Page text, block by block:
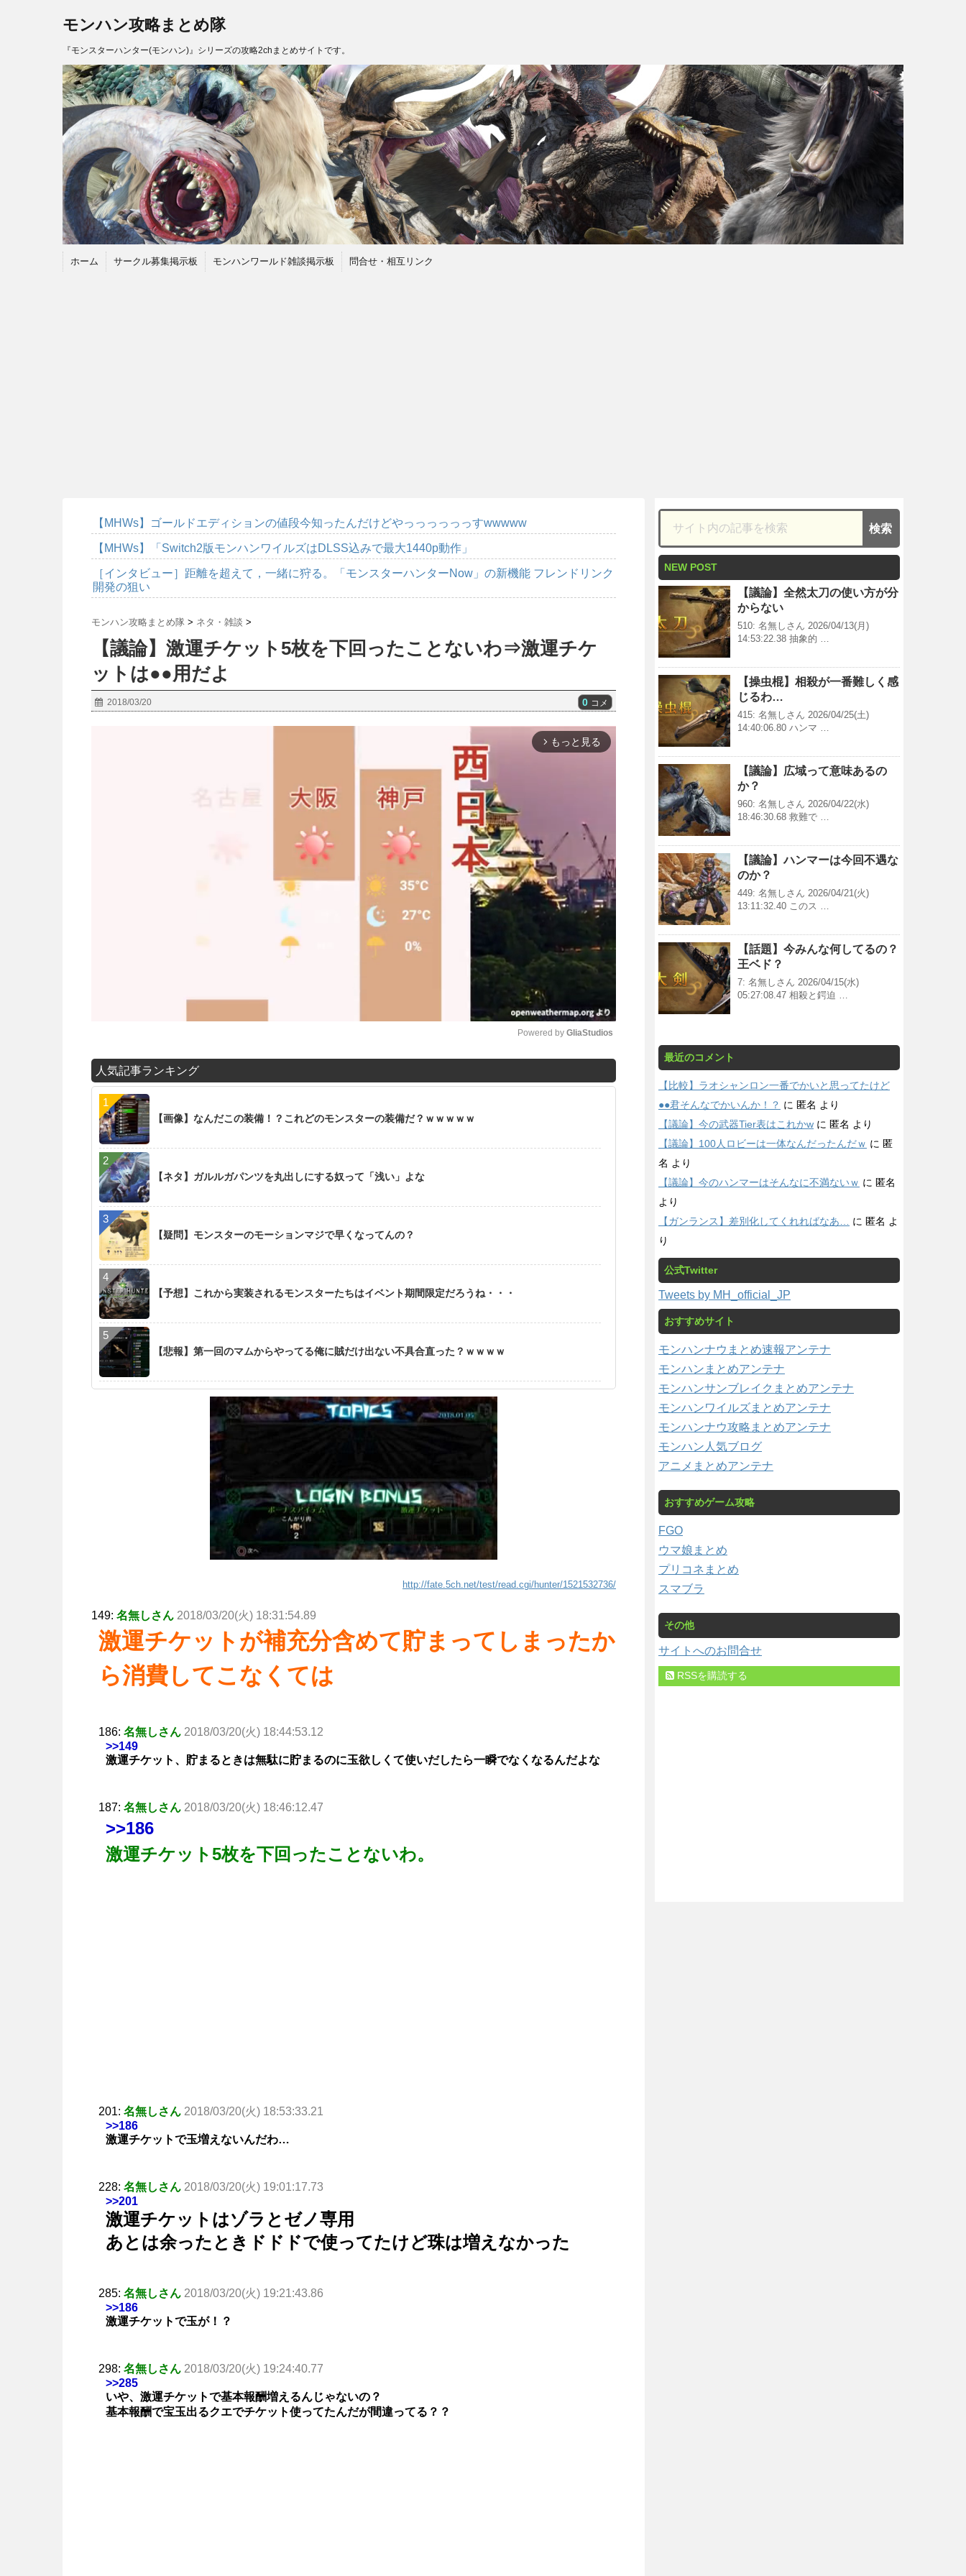
モンハン攻略まとめ隊
『モンスターハンター(モンハン)』シリーズの攻略2chまとめサイトです。
ホーム サークル募集掲示板 モンハンワールド雑談掲示板 問合せ・相互リンク
【MHWs】ゴールドエディションの値段今知ったんだけどやっっっっっっすwwwww
【MHWs】「Switch2版モンハンワイルズはDLSS込みで最大1440p動作」
［インタビュー］距離を超えて，一緒に狩る。「モンスターハンターNow」の新機能 フレンドリンク
開発の狙い
モンハン攻略まとめ隊 > ネタ・雑談 >
【議論】激運チケット5枚を下回ったことないわ⇒激運チケ
ットは●●用だよ
2018/03/20 0 コメ
arrow_forward_ios もっと見る
Powered by GliaStudios
人気記事ランキング
【画像】なんだこの装備！？これどのモンスターの装備だ？ｗｗｗｗｗ
【ネタ】ガルルガパンツを丸出しにする奴って「浅い」よな
【疑問】モンスターのモーションマジで早くなってんの？
【予想】これから実装されるモンスターたちはイベント期間限定だろうね・・・
【悲報】第一回のマムからやってる俺に賊だけ出ない不具合直った？ｗｗｗｗ
http://fate.5ch.net/test/read.cgi/hunter/1521532736/
149: 名無しさん 2018/03/20(火) 18:31:54.89
激運チケットが補充分含めて貯まってしまったか
ら消費してこなくては
186: 名無しさん 2018/03/20(火) 18:44:53.12
>>149
激運チケット、貯まるときは無駄に貯まるのに玉欲しくて使いだしたら一瞬でなくなるんだよな
187: 名無しさん 2018/03/20(火) 18:46:12.47
>>186
激運チケット5枚を下回ったことないわ。
201: 名無しさん 2018/03/20(火) 18:53:33.21
>>186
激運チケットで玉増えないんだわ…
228: 名無しさん 2018/03/20(火) 19:01:17.73
>>201
激運チケットはゾラとゼノ専用
あとは余ったときドドドで使ってたけど珠は増えなかった
285: 名無しさん 2018/03/20(火) 19:21:43.86
>>186
激運チケットで玉が！？
298: 名無しさん 2018/03/20(火) 19:24:40.77
>>285
いや、激運チケットで基本報酬増えるんじゃないの？
基本報酬で宝玉出るクエでチケット使ってたんだが間違ってる？？
NEW POST
【議論】全然太刀の使い方が分
からない
510: 名無しさん 2026/04/13(月)
14:53:22.38 抽象的 …
【操虫棍】相殺が一番難しく感
じるわ…
415: 名無しさん 2026/04/25(土)
14:40:06.80 ハンマ …
【議論】広域って意味あるの
か？
960: 名無しさん 2026/04/22(水)
18:46:30.68 救難で …
【議論】ハンマーは今回不遇な
のか？
449: 名無しさん 2026/04/21(火)
13:11:32.40 このス …
【話題】今みんな何してるの？
王ベド？
7: 名無しさん 2026/04/15(水)
05:27:08.47 相殺と鍔迫 …
最近のコメント
【比較】ラオシャンロン一番でかいと思ってたけど
●●君そんなでかいんか！？ に 匿名 より
【議論】今の武器Tier表はこれかw に 匿名 より
【議論】100人ロビーは一体なんだったんだｗ に 匿
名 より
【議論】今のハンマーはそんなに不満ないｗ に 匿名
より
【ガンランス】差別化してくれればなあ…
に 匿名 よ
り
公式Twitter
Tweets by MH_official_JP
おすすめサイト
モンハンナウまとめ速報アンテナ
モンハンまとめアンテナ
モンハンサンブレイクまとめアンテナ
モンハンワイルズまとめアンテナ
モンハンナウ攻略まとめアンテナ
モンハン人気ブログ
アニメまとめアンテナ
おすすめゲーム攻略
FGO
ウマ娘まとめ
プリコネまとめ
スマブラ
その他
サイトへのお問合せ
RSSを購読する